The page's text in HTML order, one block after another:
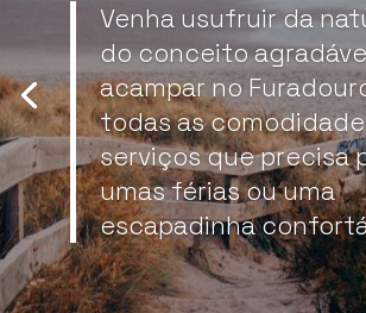
Venha usufruir da
do conceito
acampar no
todas as
serviços que precisa
umas férias ou uma
escapadinha